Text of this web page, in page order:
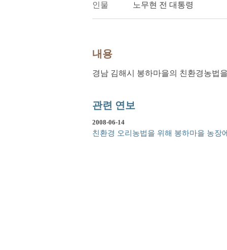
인물 노무현 전 대통령
내용
경남 김해시 봉하마을의 친환경농법
관련 연보
2008-06-14
친환경 오리농법을 위해 봉하마을 농장